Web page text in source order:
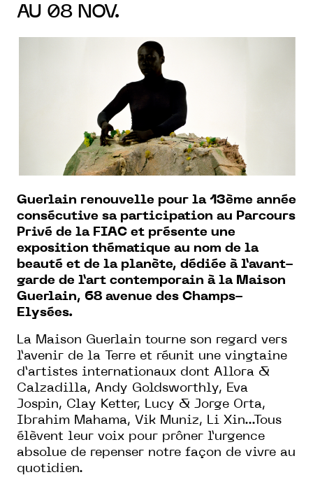
AU 08 NOV.
Guerlain renouvelle pour la 13ème année
consécutive sa participation au Parcours
Privé de la FIAC et présente une
exposition thématique au nom de la
beauté et de la planète, dédiée à l’avant-
garde de l’art contemporain à la Maison
Guerlain, 68 avenue des Champs-
Elysées.
La Maison Guerlain tourne son regard vers
l’avenir de la Terre et réunit une vingtaine
d’artistes internationaux dont Allora &
Calzadilla, Andy Goldsworthly, Eva
Jospin, Clay Ketter, Lucy & Jorge Orta,
Ibrahim Mahama, Vik Muniz, Li Xin...Tous
élèvent leur voix pour prôner l’urgence
absolue de repenser notre façon de vivre au
quotidien.